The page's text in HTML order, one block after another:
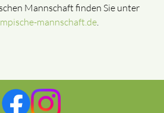
Mannschaft finden Sie unter
mannschaft.de.